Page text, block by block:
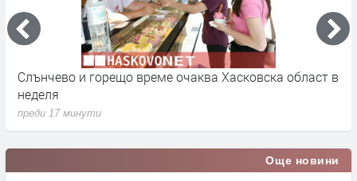
Слънчево и горещо време очаква Хасковска област в
неделя
преди 17 минути
Още новини